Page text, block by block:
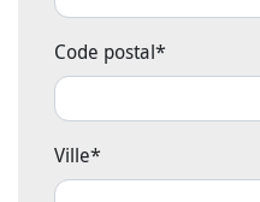
Code postal*
Ville*